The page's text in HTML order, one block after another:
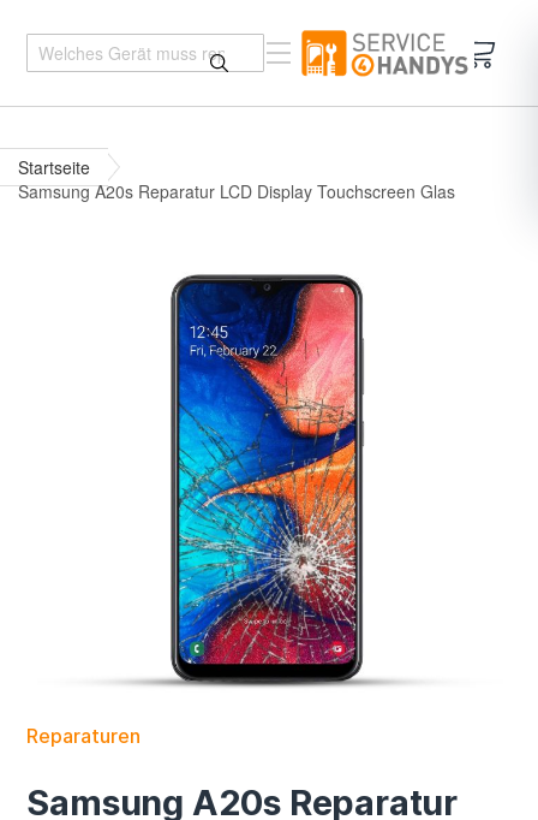
Startseite
Samsung A20s Reparatur LCD Display Touchscreen Glas
Reparaturen
Samsung A20s Reparatur